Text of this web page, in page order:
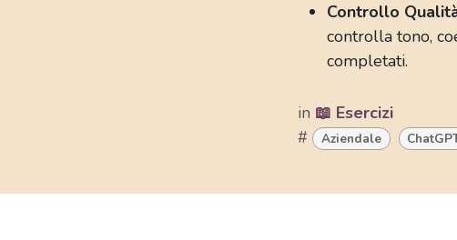
Controllo
controlla tono,
completati.
in 📖 Esercizi
#
Aziendale